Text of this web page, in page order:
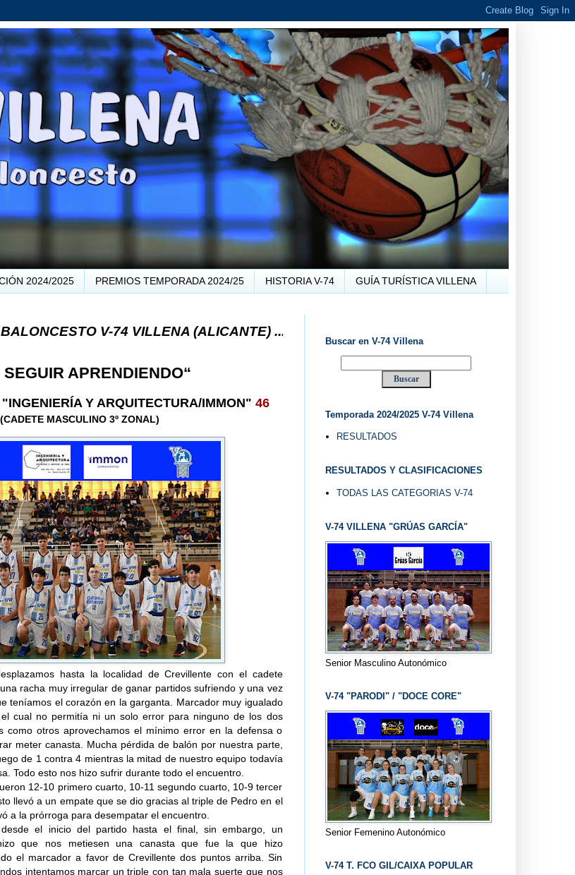
2024/2025 PREMIOS TEMPORADA 2024/25 HISTORIA V-74 GUÍA TURÍSTICA VILLENA
V-74 VILLENA (ALICANTE) ... V-74 VILLENA DESDE 1.974 ... EL "UVE" ...
APRENDIENDO“
"INGENIERÍA Y ARQUITECTURA/IMMON" 46
(CADETE MASCULINO 3º ZONAL)
hasta la localidad de Crevillente con el cadete
racha muy irregular de ganar partidos sufriendo y una vez
teníamos el corazón en la garganta. Marcador muy igualado
cual no permitía ni un solo error para ninguno de los dos
como otros aprovechamos el mínimo error en la defensa o
meter canasta. Mucha pérdida de balón por nuestra parte,
de 1 contra 4 mientras la mitad de nuestro equipo todavía
Todo esto nos hizo sufrir durante todo el encuentro.
12-10 primero cuarto, 10-11 segundo cuarto, 10-9 tercer
llevó a un empate que se dio gracias al triple de Pedro en el
a la prórroga para desempatar el encuentro.
desde el inicio del partido hasta el final, sin embargo, un
que nos metiesen una canasta que fue la que hizo
el marcador a favor de Crevillente dos puntos arriba. Sin
intentamos marcar un triple con tan mala suerte que nos
Buscar en V-74 Villena
Temporada 2024/2025 V-74 Villena
RESULTADOS
RESULTADOS Y CLASIFICACIONES
TODAS LAS CATEGORIAS V-74
V-74 VILLENA "GRÚAS GARCÍA"
Senior Masculino Autonómico
V-74 "PARODI" / "DOCE CORE"
Senior Femenino Autonómico
V-74 T. FCO GIL/CAIXA POPULAR